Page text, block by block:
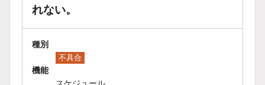
れない。
種別
不具合
機能